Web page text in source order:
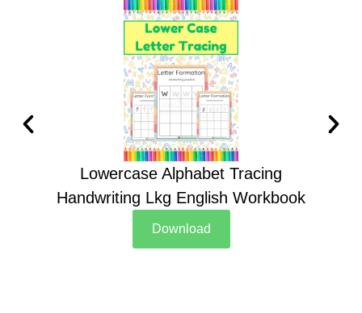
Lowercase Alphabet Tracing
Handwriting Lkg English Workbook
Download